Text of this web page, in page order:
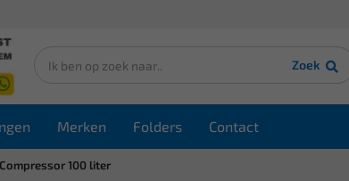
Zoek
Merken Folders Contact
Compressor 100 liter